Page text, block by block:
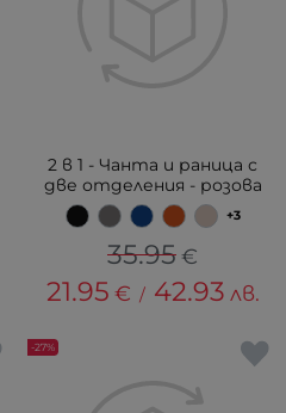
2 в 1 - Чанта и раница с
две отделения - розова
+3
35.95€
21.95 € / 42.93 лв.
-27%